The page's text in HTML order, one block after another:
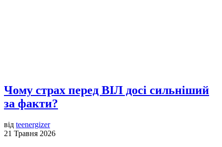
Чому страх перед ВІЛ досі сильніший
за факти?
від teenergizer
21 Травня 2026